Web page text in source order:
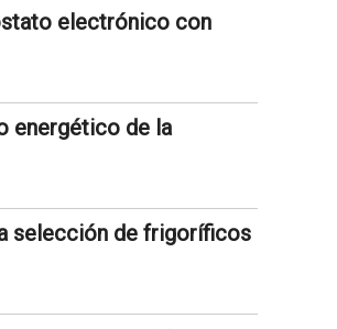
electrónico con
energético de la
selección de frigoríficos